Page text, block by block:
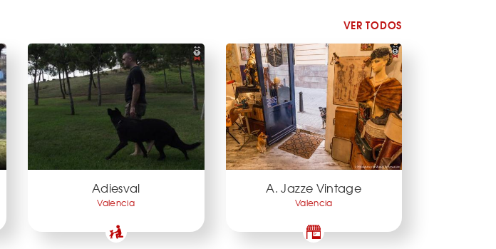
VER TODOS
Adiesval
Valencia
A. Jazze Vintage
Valencia